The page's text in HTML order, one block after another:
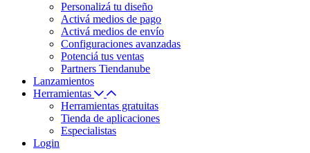
Personalizá tu diseño
Activá medios de pago
Activá medios de envío
Configuraciones avanzadas
Potenciá tus ventas
Partners Tiendanube
Lanzamientos
Herramientas
Herramientas gratuitas
Tienda de aplicaciones
Especialistas
Login